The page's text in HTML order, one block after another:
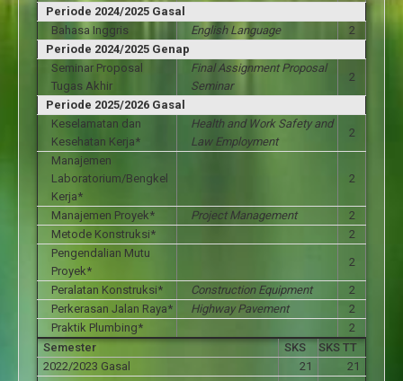
Periode 2024/2025 Gasal
Bahasa Inggris
English Language
2
Periode 2024/2025 Genap
Seminar Proposal
Tugas Akhir
Final Assignment Proposal
Seminar
2
Periode 2025/2026 Gasal
Keselamatan dan
Kesehatan Kerja*
Health and Work Safety and
Law Employment
2
Manajemen
Laboratorium/Bengkel
Kerja*
2
Manajemen Proyek* Project Management
2
Metode Konstruksi*
2
Pengendalian Mutu
Proyek*
2
Peralatan Konstruksi* Construction Equipment
2
Perkerasan Jalan Raya*
Highway Pavement
2
Praktik Plumbing*
2
Semester
SKS
SKS TT
2022/2023 Gasal
21
21